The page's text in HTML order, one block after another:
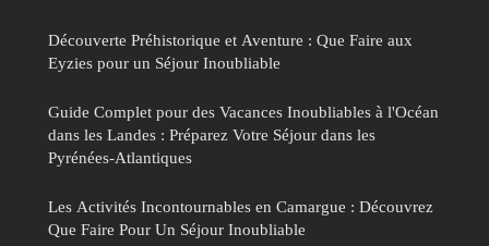
Découverte Préhistorique et Aventure : Que Faire aux
Eyzies pour un Séjour Inoubliable
Guide Complet pour des Vacances Inoubliables à l'Océan
dans les Landes : Préparez Votre Séjour dans les
Pyrénées-Atlantiques
Les Activités Incontournables en Camargue : Découvrez
Que Faire Pour Un Séjour Inoubliable